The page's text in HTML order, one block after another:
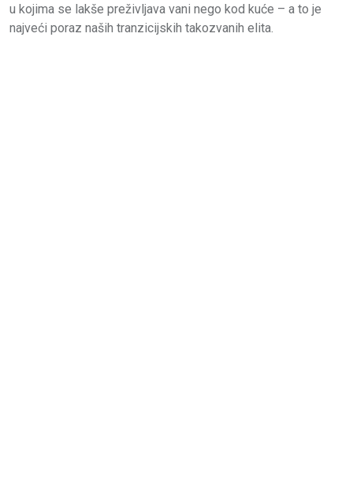
u kojima se lakše preživljava vani nego kod kuće – a to je
najveći poraz naših tranzicijskih takozvanih elita.